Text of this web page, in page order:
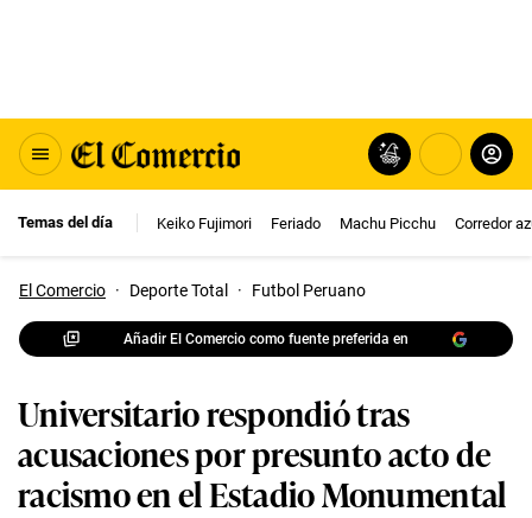
Temas del día Keiko Fujimori Feriado Machu Picchu Corredor
El Comercio · Deporte Total · Futbol Peruano
Añadir El Comercio como fuente preferida en
Universitario respondió tras
acusaciones por presunto acto de
racismo en el Estadio Monumental